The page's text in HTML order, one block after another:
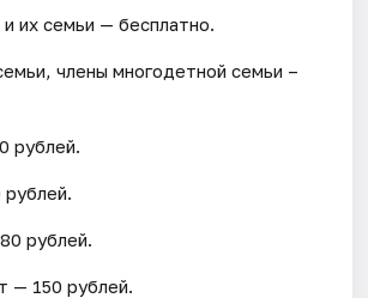
их семьи — бесплатно.
члены многодетной семьи –
рублей.
рублей.
— 150 рублей.